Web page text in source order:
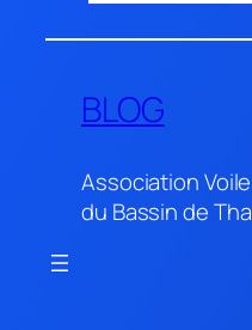
BLOG
Association
du Bassin de